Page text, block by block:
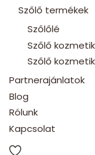
Szőlő termékek
Szőlőlé
Szőlő
Szőlő
Partnerajánlatok
Blog
Rólunk
Kapcsolat